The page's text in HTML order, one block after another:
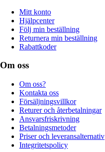
Mitt konto
Hjälpcenter
Följ min beställning
Returnera min beställning
Rabattkoder
Om oss
Om oss?
Kontakta oss
Försäljningsvillkor
Returer och återbetalningar
Ansvarsfriskrivning
Betalningsmetoder
Priser och leveransalternativ
Integritetspolicy